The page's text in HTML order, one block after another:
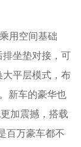
用空间基础
排坐垫对接，可
平层模式，布
新车的豪华也
加震撼，搭载
百万豪车都不